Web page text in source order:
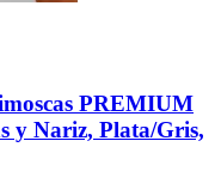
PREMIUM
y Nariz, Plata/Gris,